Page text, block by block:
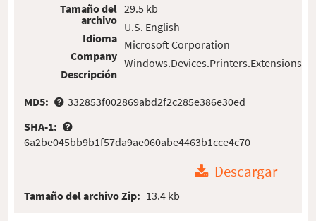
Tamaño del
archivo
Idioma
Company
Descripción
29.5 kb
U.S. English
Microsoft Corporation
Windows.Devices.Printers.Extensions
MD5:
332853f002869abd2f2c285e386e30ed
SHA-1:
6a2be045bb9b1f57da9ae060abe4463b1cce4c70
Descargar
Tamaño del archivo Zip: 13.4 kb